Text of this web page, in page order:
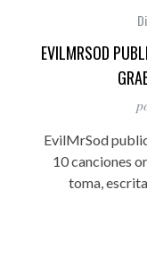
EVILMRSOD
EvilMrSod
10 canciones
toma,